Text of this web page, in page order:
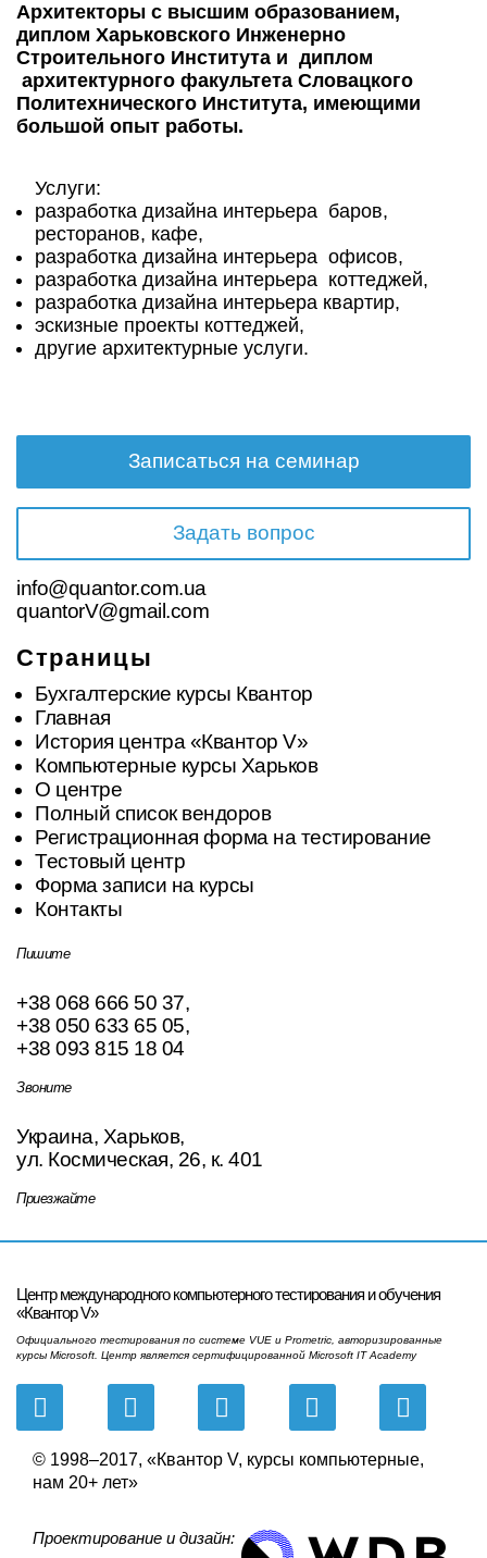
Архитекторы с высшим образованием,
диплом Харьковского Инженерно
Строительного Института и диплом
архитектурного факультета Словацкого
Политехнического Института, имеющими
большой опыт работы.
Услуги:
разработка дизайна интерьера баров,
ресторанов, кафе,
разработка дизайна интерьера офисов,
разработка дизайна интерьера коттеджей,
разработка дизайна интерьера квартир,
эскизные проекты коттеджей,
другие архитектурные услуги.
Записаться на семинар
Задать вопрос
info@quantor.com.ua
quantorV@gmail.com
Страницы
Бухгалтерские курсы Квантор
Главная
История центра «Квантор V»
Компьютерные курсы Харьков
О центре
Полный список вендоров
Регистрационная форма на тестирование
Тестовый центр
Форма записи на курсы
Контакты
Пишите
+38 068 666 50 37,
+38 050 633 65 05,
+38 093 815 18 04
Звоните
Украина, Харьков,
ул. Космическая, 26, к. 401
Приезжайте
Центр международного компьютерного тестирования и обучения
«Квантор V»
Официального тестирования по системе VUE и Prometric, авторизированные
курсы Microsoft. Центр является сертифицированной Microsoft IT Academy
© 1998–2017, «Квантор V, курсы компьютерные,
нам 20+ лет»
Проектирование и дизайн: